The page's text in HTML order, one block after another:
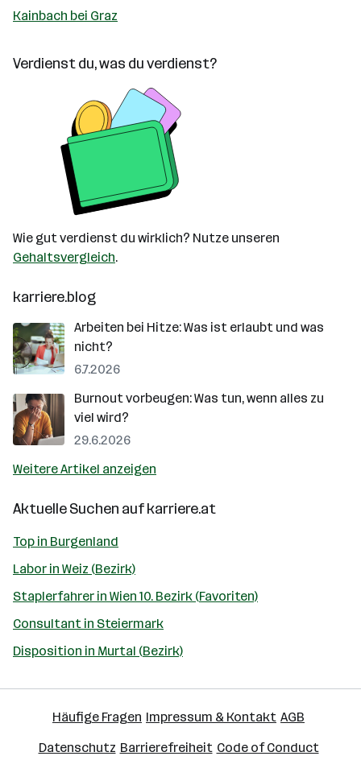
Kainbach bei Graz
Verdienst du, was du verdienst?
Wie gut verdienst du wirklich? Nutze unseren
Gehaltsvergleich.
karriere.blog
Arbeiten bei Hitze: Was ist erlaubt und was
nicht?
6.7.2026
Burnout vorbeugen: Was tun, wenn alles zu
viel wird?
29.6.2026
Weitere Artikel anzeigen
Aktuelle Suchen aufkarriere.at
Top in Burgenland
Labor in Weiz (Bezirk)
Staplerfahrer in Wien 10. Bezirk (Favoriten)
Consultant in Steiermark
Disposition in Murtal (Bezirk)
Häufige Fragen Impressum & Kontakt AGB
Datenschutz Barrierefreiheit Code of Conduct